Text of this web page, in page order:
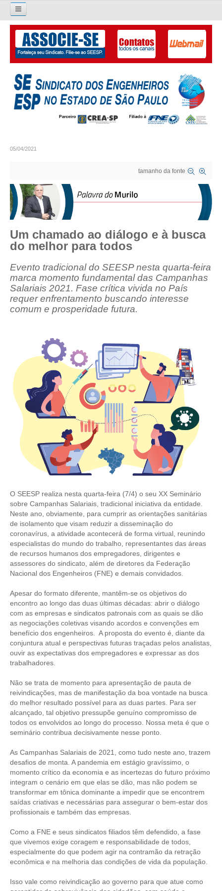
Pesquisar...
O SINDICATO
APRESENTAÇÃO
PALAVRA DO PRESIDENTE
GALERIA EX-PRESIDENTES
ORGANOGRAMA
CRESCE BRASIL
HISTÓRICO E ATUAÇÃO
COMPOSIÇÃO
PERSONALIDADES DA TECNOLOGIA
NÚCLEO DA MULHER ENGENHEIRA
TRANSPARÊNCIA
JURÍDICO
ACORDOS, CONVENÇÕES E DISSÍDIOS
CONTRIBUIÇÕES
CONTRIBUIÇÃO ASSOCIATIVA OU ANUIDADE DE SÓCIO
CONTRIBUIÇÃO SINDICAL URBANA
REVISÃO DE APOSENTADORIA
FGTS EXPURGOS
LEGISLAÇÃO
LEI 4.950-A/1966 – PISO SALARIAL
LEI 5.194/1966 – REGULAMENTAÇÃO DA PROFISSÃO
LEI 6.496/1977 – ART
RES 1.002/2002 – CÓDIGO DE ÉTICA
FIQUE POR DENTRO
OPORTUNIDADES
APRESENTAÇÃO
EMPREGO E ESTÁGIO
CARREIRA
AUTÔNOMOS E SERVIÇOS
05/04/2021
tamanho da fonte
Um chamado ao diálogo e à busca
do melhor para todos
Evento tradicional do SEESP nesta quarta-feira
marca momento fundamental das Campanhas
Salariais 2021. Fase crítica vivida no País
requer enfrentamento buscando interesse
comum e prosperidade futura.
O SEESP realiza nesta quarta-feira (7/4) o seu XX Seminário
sobre Campanhas Salariais, tradicional iniciativa da entidade.
Neste ano, obviamente, para cumprir as orientações sanitárias
de isolamento que visam reduzir a disseminação do
coronavírus, a atividade acontecerá de forma virtual, reunindo
especialistas do mundo do trabalho, representantes das áreas
de recursos humanos dos empregadores, dirigentes e
assessores do sindicato, além de diretores da Federação
Nacional dos Engenheiros (FNE) e demais convidados.
Apesar do formato diferente, mantêm-se os objetivos do
encontro ao longo das duas últimas décadas: abrir o diálogo
com as empresas e sindicatos patronais com as quais se dão
as negociações coletivas visando acordos e convenções em
benefício dos engenheiros. A proposta do evento é, diante da
conjuntura atual e perspectivas futuras traçadas pelos analistas,
ouvir as expectativas dos empregadores e expressar as dos
trabalhadores.
Não se trata de momento para apresentação de pauta de
reivindicações, mas de manifestação da boa vontade na busca
do melhor resultado possível para as duas partes. Para ser
alcançado, tal objetivo pressupõe genuíno compromisso de
todos os envolvidos ao longo do processo. Nossa meta é que o
seminário contribua decisivamente nesse ponto.
As Campanhas Salariais de 2021, como tudo neste ano, trazem
desafios de monta. A pandemia em estágio gravíssimo, o
momento crítico da economia e as incertezas do futuro próximo
integram o cenário em que elas se dão, mas não podem se
transformar em tônica dominante a impedir que se encontrem
saídas criativas e necessárias para assegurar o bem-estar dos
profissionais e também das empresas.
Como a FNE e seus sindicatos filiados têm defendido, a fase
que vivemos exige coragem e responsabilidade de todos,
especialmente do que podem agir na contramão da retração
econômica e na melhoria das condições de vida da população.
Isso vale como reivindicação ao governo para que atue como